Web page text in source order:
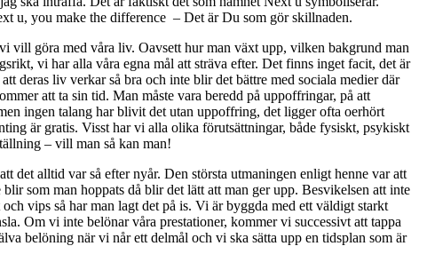
u, you make the difference – Det är Du som gör skillnaden.
vill göra med våra liv. Oavsett hur man växt upp, vilken bakgrund man
vi har alla våra egna mål att sträva efter. Det finns inget facit, det är
deras liv verkar så bra och inte blir det bättre med sociala medier där
att ta sin tid. Man måste vara beredd på uppoffringar, på att
ingen talang har blivit det utan uppoffring, det ligger ofta oerhört
är gratis. Visst har vi alla olika förutsättningar, både fysiskt, psykiskt
– vill man så kan man!
det alltid var så efter nyår. Den största utmaningen enligt henne var att
som man hoppats då blir det lätt att man ger upp. Besvikelsen att inte
vips så har man lagt det på is. Vi är byggda med ett väldigt starkt
Om vi inte belönar våra prestationer, kommer vi successivt att tappa
belöning när vi når ett delmål och vi ska sätta upp en tidsplan som är